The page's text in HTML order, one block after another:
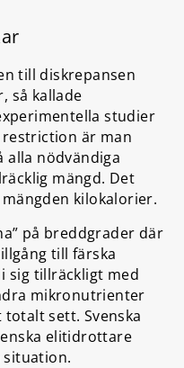
till diskrepansen
så kallade
studier
är man
alla nödvändiga
mängd. Det
kilokalorier.
på breddgrader där
till färska
sig tillräckligt med
mikronutrienter
sett. Svenska
elitidrottare
situation.